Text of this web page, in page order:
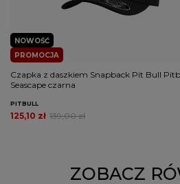
PROMOCJA
NOWOŚĆ
Czapka z daszkiem Snapback Pit Bull
Seascape czarna
PITBULL
139,00 zł
125,10 zł
ZOBACZ